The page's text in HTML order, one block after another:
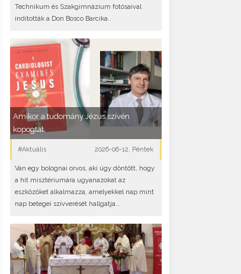
Technikum és Szakgimnázium fotósaival
indították a Don Bosco Barcika..
Amikor a tudomány Jézus szívén
kopogtat
#Aktuális 2026-06-12, Péntek
Van egy bolognai orvos, aki úgy döntött, hogy
a hit misztériumára ugyanazokat az
eszközöket alkalmazza, amelyekkel nap mint
nap betegei szívverését hallgatja...